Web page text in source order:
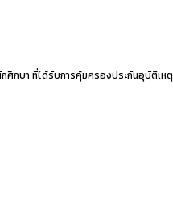
ศึกษา ที่ได้รับการคุ้มครองประกันอุบัติเหตุ